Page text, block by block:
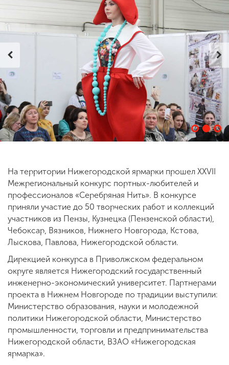
На территории Нижегородской ярмарки прошел XXVII
Межрегиональный конкурс портных-любителей и
профессионалов «Серебряная Нить». В конкурсе
приняли участие до 50 творческих работ и коллекций
участников из Пензы, Кузнецка (Пензенской области),
Чебоксар, Вязников, Нижнего Новгорода, Кстова,
Лыскова, Павлова, Нижегородской области.
Дирекцией конкурса в Приволжском федеральном
округе является Нижегородский государственный
инженерно-экономический университет. Партнерами
проекта в Нижнем Новгороде по традиции выступили:
Министерство образования, науки и молодежной
политики Нижегородской области, Министерство
промышленности, торговли и предпринимательства
Нижегородской области, ВЗАО «Нижегородская
ярмарка».